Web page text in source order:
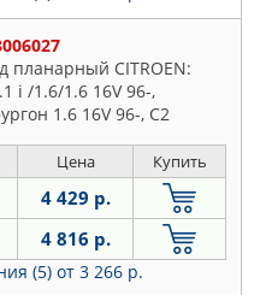
планарный CITROEN:
i /1.6/1.6 16V 96-,
1.6 16V 96-, C2
03-
Цена Купить
4 429 р.
4 816 р.
(5) от 3 266 р.